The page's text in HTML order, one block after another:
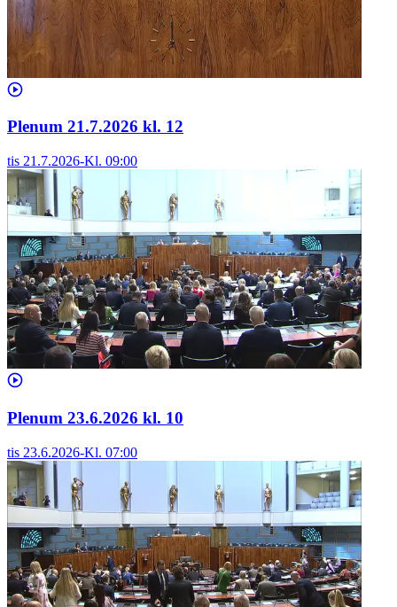
Plenum 21.7.2026 kl. 12
tis 21.7.2026-Kl. 09:00
Plenum 23.6.2026 kl. 10
tis 23.6.2026-Kl. 07:00